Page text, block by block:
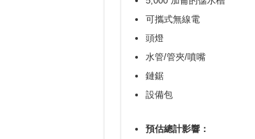
可攜式無線電
頭燈
水管/管夾/噴嘴
鏈鋸
設備包
預估總計影響：